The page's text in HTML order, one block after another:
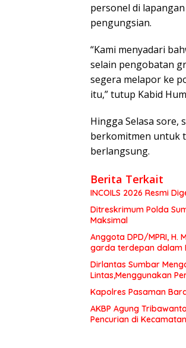
personel di
pengungsian.
“Kami menyadari
selain pengobatan
segera melapor ke
itu,” tutup Kabid
Hingga Selasa sore,
berkomitmen untuk
berlangsung.
Berita Terkait
INCOILS 2026 Resmi
Ditreskrimum Polda
Maksimal
Anggota DPD/MPRI, H.
garda terdepan dalam
Dirlantas Sumbar
Lintas,Menggunakan
Kapolres Pasaman
AKBP Agung
Pencurian di